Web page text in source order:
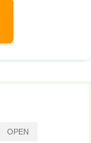
OPEN